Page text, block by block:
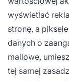
wyświetlać
stronę, a
danych o
mailowe,
tej samej